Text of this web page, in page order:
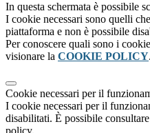
In questa schermata è possibile
I cookie necessari sono quelli
piattaforma e non è possibile
Per conoscere quali sono i
visionare la COOKIE POLICY.
Cookie necessari per il
I cookie necessari per il
disabilitati. È possibile
policy.